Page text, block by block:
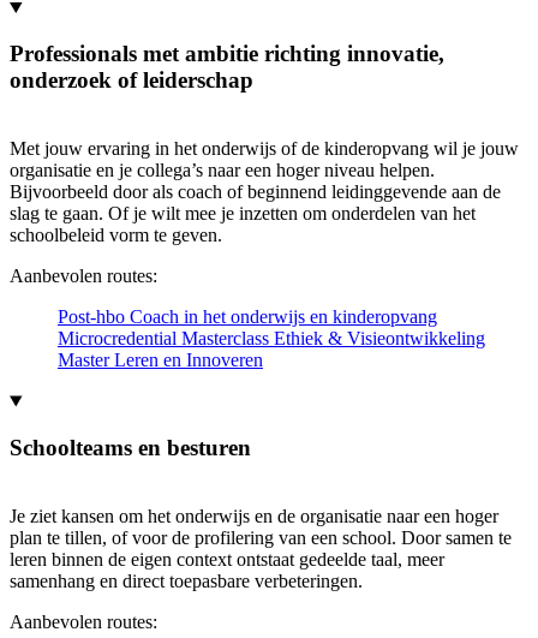
Professionals met ambitie richting innovatie,
onderzoek of leiderschap
Met jouw ervaring in het onderwijs of de kinderopvang wil je jouw
organisatie en je collega’s naar een hoger niveau helpen.
Bijvoorbeeld door als coach of beginnend leidinggevende aan de
slag te gaan. Of je wilt mee je inzetten om onderdelen van het
schoolbeleid vorm te geven.
Aanbevolen routes:
Post-hbo Coach in het onderwijs en kinderopvang
Microcredential Masterclass Ethiek & Visieontwikkeling
Master Leren en Innoveren
Schoolteams en besturen
Je ziet kansen om het onderwijs en de organisatie naar een hoger
plan te tillen, of voor de profilering van een school. Door samen te
leren binnen de eigen context ontstaat gedeelde taal, meer
samenhang en direct toepasbare verbeteringen.
Aanbevolen routes: